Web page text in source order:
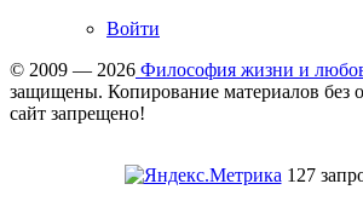
Войти
© 2009 — 2026 Философия жизни и
защищены. Копирование материалов без
сайт запрещено!
127